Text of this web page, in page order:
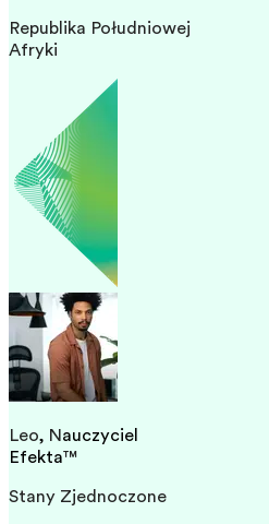
Republika Południowej
Afryki
Leo, Nauczyciel
Efekta™
Stany Zjednoczone